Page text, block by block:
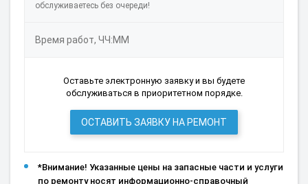
обслуживаетесь без очереди!
Время работ, ЧЧ:ММ
Оставьте электронную заявку и вы будете
обслуживаться в приоритетном порядке.
ОСТАВИТЬ ЗАЯВКУ НА РЕМОНТ
*Внимание! Указанные цены на запасные части и услуги
по ремонту носят информационно-справочный